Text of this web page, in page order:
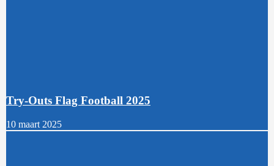
Try-Outs Flag Football 2025
10 maart 2025